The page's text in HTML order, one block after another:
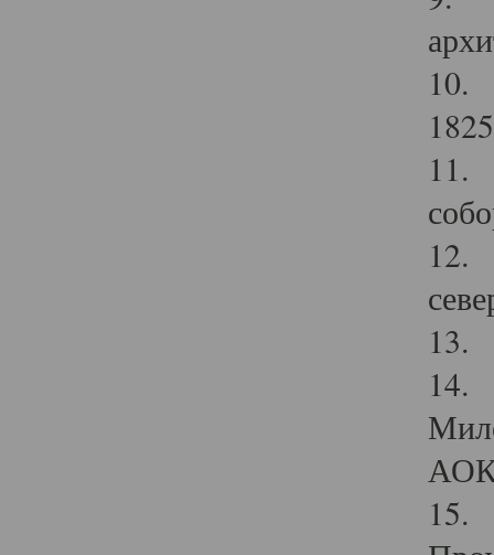
10.
11.
12.
13.
14.
15.